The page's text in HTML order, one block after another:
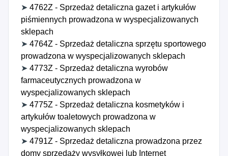
➤ 4762Z - Sprzedaż detaliczna gazet i artykułów
piśmiennych prowadzona w wyspecjalizowanych
sklepach
➤ 4764Z - Sprzedaż detaliczna sprzętu sportowego
prowadzona w wyspecjalizowanych sklepach
➤ 4773Z - Sprzedaż detaliczna wyrobów
farmaceutycznych prowadzona w
wyspecjalizowanych sklepach
➤ 4775Z - Sprzedaż detaliczna kosmetyków i
artykułów toaletowych prowadzona w
wyspecjalizowanych sklepach
➤ 4791Z - Sprzedaż detaliczna prowadzona przez
domy sprzedaży wysyłkowej lub Internet